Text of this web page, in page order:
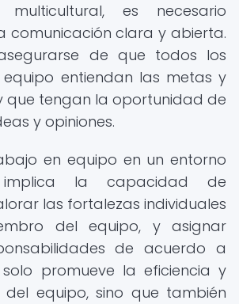
es necesario
comunicación clara y abierta.
de que todos los
entiendan las metas y
que tengan la oportunidad de
y opiniones.
en equipo en un entorno
implica la capacidad de
las fortalezas individuales
del equipo, y asignar
de acuerdo a
promueve la eficiencia y
equipo, sino que también